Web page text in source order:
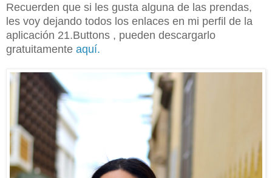
Recuerden que si les gusta alguna de las prendas,
les voy dejando todos los enlaces en mi perfil de la
aplicación 21.Buttons , pueden descargarlo
gratuitamente aquí.